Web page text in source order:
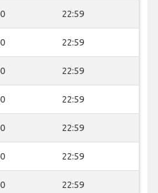
22:59
22:59
22:59
22:59
22:59
22:59
22:59